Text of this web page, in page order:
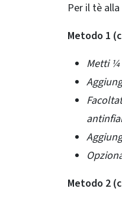
Per il tè
Metodo 1
Metti ¼
Metodo 2